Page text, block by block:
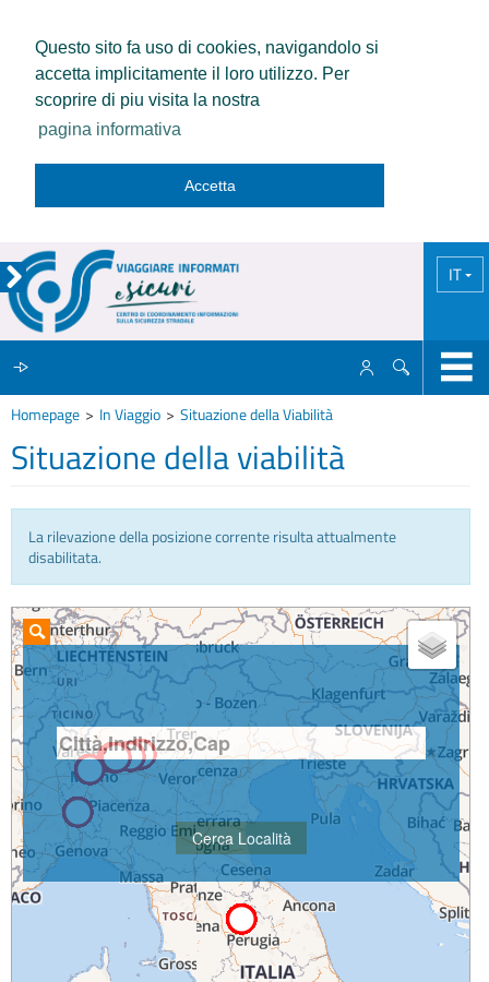
Questo sito fa uso di cookies, navigandolo si
accetta implicitamente il loro utilizzo. Per
scoprire di piu visita la nostra
pagina informativa
Accetta
IT
IL CCISS
INFO E MEDIA
IN VIAGGIO
Homepage In Viaggio Situazione della Viabilità
Situazione della viabilità
La rilevazione della posizione corrente risulta attualmente
disabilitata.